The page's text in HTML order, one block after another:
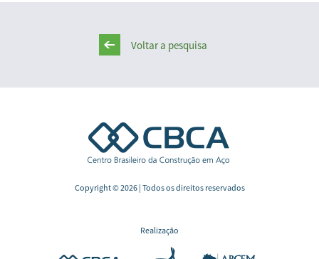
Voltar a pesquisa
Copyright © 2026 | Todos os direitos reservados
Realização